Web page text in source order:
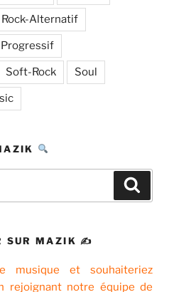
Rock-Alternatif
Progressif
Soft-Rock Soul
SUR MAZIK ✍
musique et souhaiteriez
rejoignant notre équipe de